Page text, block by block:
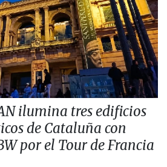
ilumina tres edificios
de Cataluña con
por el Tour de Francia